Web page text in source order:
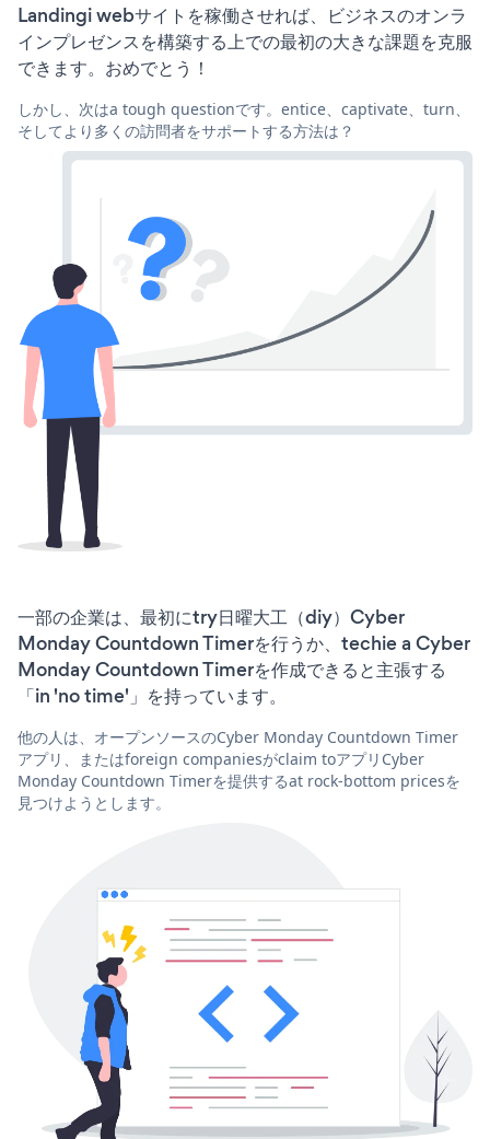
Landingi webサイトを稼働させれば、ビジネスのオンラ
インプレゼンスを構築する上での最初の大きな課題を克服
できます。おめでとう！
しかし、次はa tough questionです。entice、captivate、turn、
そしてより多くの訪問者をサポートする方法は？
一部の企業は、最初にtry日曜大工（diy）Cyber
Monday Countdown Timerを行うか、techie a Cyber
Monday Countdown Timerを作成できると主張する
「in 'no time'」を持っています。
他の人は、オープンソースのCyber Monday Countdown Timer
アプリ、またはforeign companiesがclaim toアプリCyber
Monday Countdown Timerを提供するat rock-bottom pricesを
見つけようとします。